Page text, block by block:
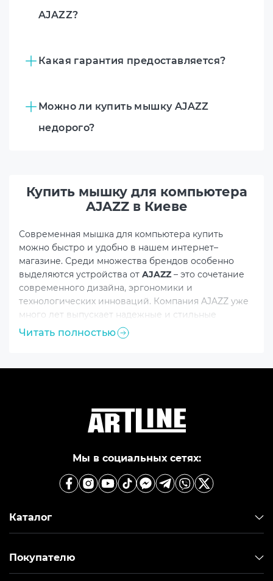
AJAZZ?
Какая гарантия предоставляется?
Можно ли купить мышку AJAZZ
недорого?
Купить мышку для компьютера
AJAZZ в Киеве
Современная мышка для компьютера купить
можно быстро и удобно в нашем интернет–
магазине. Среди множества брендов особенно
выделяются устройства от AJAZZ – это сочетание
современного дизайна, эргономики и
технологических инноваций. Компания AJAZZ уже
много лет выпускает надежные и стильные
компьютерные аксессуары, которые подходят как
для профессиональной работы, так и для игр. Если
ПК – AJAZZ станет лучшим выбором по
Читать полностью
Мы в социальных сетях:
Каталог
Покупателю